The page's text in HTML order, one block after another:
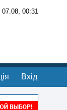
07.08, 00:31
Вхід